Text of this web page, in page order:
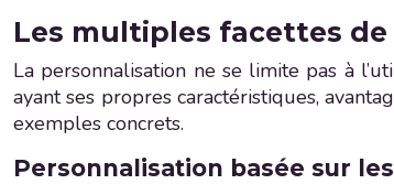
Les multiples facettes
La personnalisation ne se limite pas à
ayant ses propres caractéristiques,
exemples concrets.
Personnalisation basée sur